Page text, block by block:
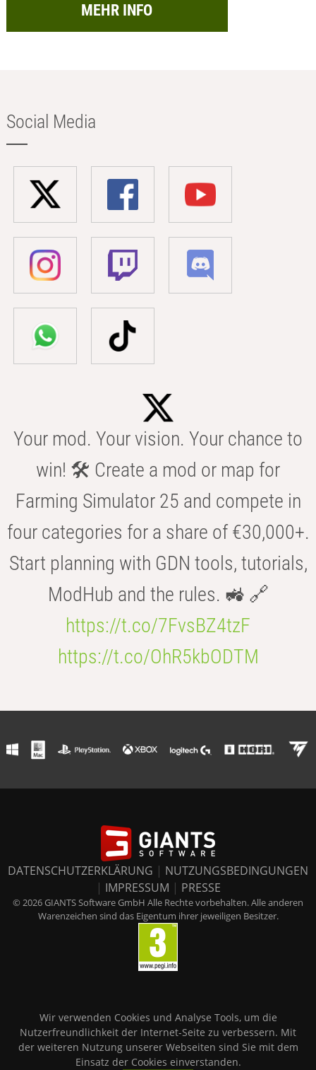
MEHR INFO
Social Media
Your mod. Your vision. Your chance to
win! 🛠️ Create a mod or map for
Farming Simulator 25 and compete in
four categories for a share of €30,000+.
Start planning with GDN tools, tutorials,
ModHub and the rules. 🚜 🔗
https://t.co/7FvsBZ4tzF
https://t.co/OhR5kbODTM
DATENSCHUTZERKLÄRUNG | NUTZUNGSBEDINGUNGEN
| IMPRESSUM | PRESSE
© 2026 GIANTS Software GmbH Alle Rechte vorbehalten. Alle anderen
Warenzeichen sind das Eigentum ihrer jeweiligen Besitzer.
Wir verwenden Cookies und Analyse Tools, um die
Nutzerfreundlichkeit der Internet-Seite zu verbessern. Mit
der weiteren Nutzung unserer Webseiten sind Sie mit dem
Einsatz der Cookies einverstanden.